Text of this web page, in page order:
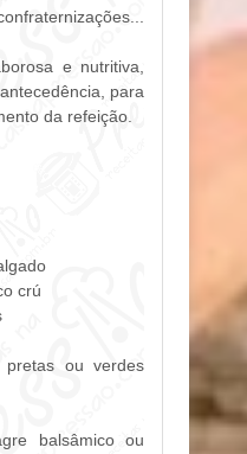
e nutritiva,
para
da refeição.
crú
ou verdes
balsâmico ou